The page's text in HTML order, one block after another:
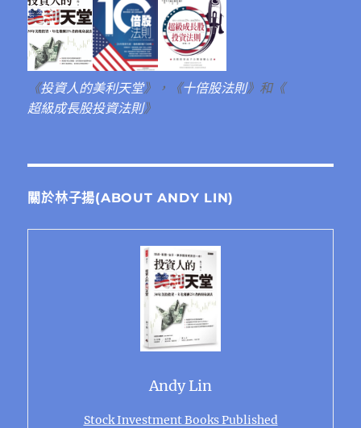
《投資人的美利天堂》，《十倍股法則》和《
超級成長股投資法則》
關於林子揚(ABOUT ANDY LIN)
Andy Lin
Stock Investment Books Published